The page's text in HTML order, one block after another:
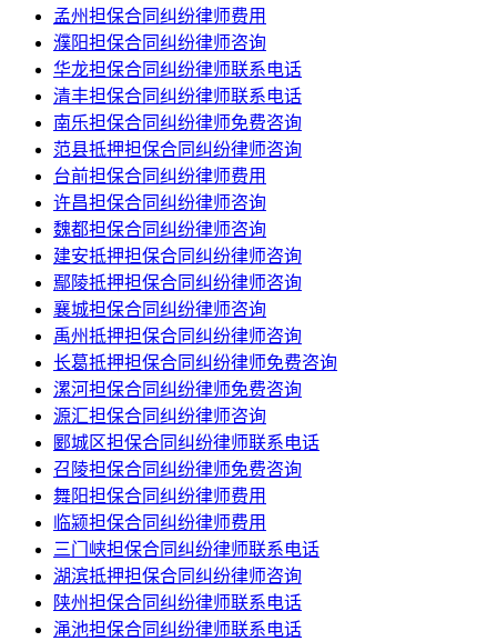
孟州担保合同纠纷律师费用
濮阳担保合同纠纷律师咨询
华龙担保合同纠纷律师联系电话
清丰担保合同纠纷律师联系电话
南乐担保合同纠纷律师免费咨询
范县抵押担保合同纠纷律师咨询
台前担保合同纠纷律师费用
许昌担保合同纠纷律师咨询
魏都担保合同纠纷律师咨询
建安抵押担保合同纠纷律师咨询
鄢陵抵押担保合同纠纷律师咨询
襄城担保合同纠纷律师咨询
禹州抵押担保合同纠纷律师咨询
长葛抵押担保合同纠纷律师免费咨询
漯河担保合同纠纷律师免费咨询
源汇担保合同纠纷律师咨询
郾城区担保合同纠纷律师联系电话
召陵担保合同纠纷律师免费咨询
舞阳担保合同纠纷律师费用
临颍担保合同纠纷律师费用
三门峡担保合同纠纷律师联系电话
湖滨抵押担保合同纠纷律师咨询
陕州担保合同纠纷律师联系电话
渑池担保合同纠纷律师联系电话